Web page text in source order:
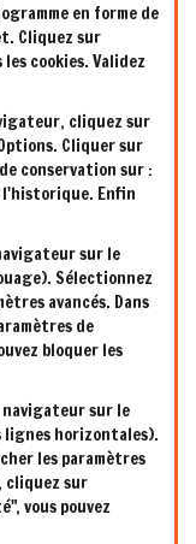
en forme de
Cliquez sur
cookies. Validez
cliquez sur
Cliquer sur
conservation sur :
l'historique. Enfin
sur le
Sélectionnez
avancés. Dans
de
bloquer les
navigateur sur le
lignes horizontales).
les paramètres
cliquez sur
vous pouvez